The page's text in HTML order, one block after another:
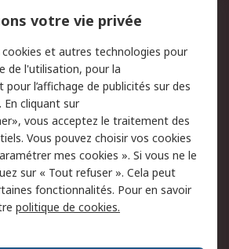
à
Sécurité des E-mails
Politique anti-
corruption
votre vie privée
et autres technologies pour
de l'utilisation, pour la
l’affichage de publicités sur des
cliquant sur
vous acceptez le traitement des
Vous pouvez choisir vos cookies
mes cookies ». Si vous ne le
sur « Tout refuser ». Cela peut
fonctionnalités. Pour en savoir
politique de cookies.